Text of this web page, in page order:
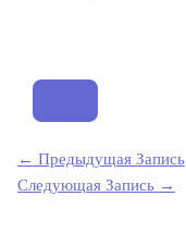
← Предыдущая Запись
Следующая Запись →